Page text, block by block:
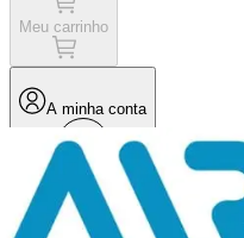
Meu carrinho
A minha conta
Menu